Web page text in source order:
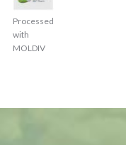
Processed
with
MOLDIV